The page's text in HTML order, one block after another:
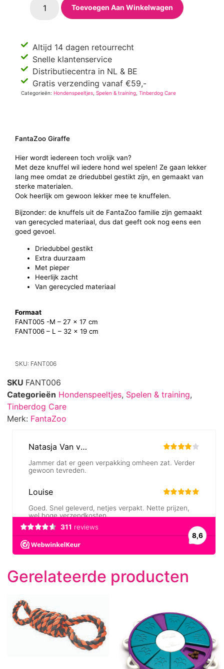
Toevoegen Aan Winkelwagen
Altijd 14 dagen retourrecht
Snelle klantenservice
Distributiecentra in NL & BE
Gratis verzending vanaf €59,-
Categorieën:Hondenspeeltjes ,Spelen & training ,Tinberdog Care
FantaZoo Giraffe
Hier wordt iedereen toch vrolijk van?
Met deze knuffel wil iedere hond wel spelen! Ze gaan lekker
lang mee omdat ze driedubbel gestikt zijn, en gemaakt van
sterke materialen.
Ook heerlijk om gewoon lekker mee te knuffelen.
Bijzonder: de knuffels uit de FantaZoo familie zijn gemaakt
van gerecycled materiaal, dus dat geeft ook nog eens een
goed gevoel.
Driedubbel gestikt
Extra duurzaam
Met pieper
Heerlijk zacht
Van gerecycled materiaal
Formaat
FANT005 -M – 27 x 17 cm
FANT006 – L – 32 x 19 cm
SKU: FANT006
SKU FANT006
Categorieën Hondenspeeltjes, Spelen & training,
Tinberdog Care
Merk: FantaZoo
Gerelateerde producten